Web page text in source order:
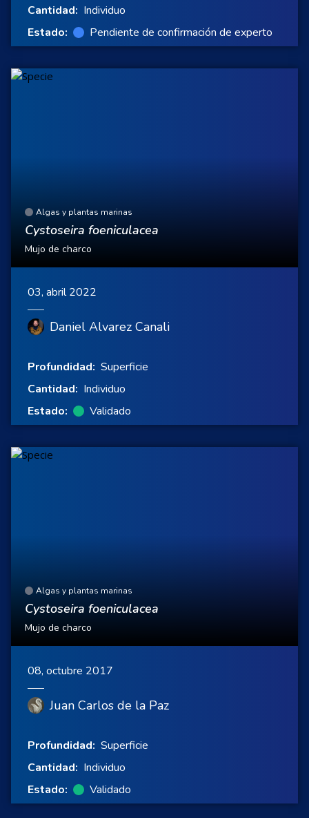
Cantidad: Individuo
Estado:
Pendiente de confirmación de experto
Algas y plantas marinas
Cystoseira foeniculacea
Mujo de charco
03, abril 2022
Daniel Alvarez Canali
Profundidad: Superficie
Cantidad: Individuo
Estado:
Validado
Algas y plantas marinas
Cystoseira foeniculacea
Mujo de charco
08, octubre 2017
Juan Carlos de la Paz
Profundidad: Superficie
Cantidad: Individuo
Estado:
Validado